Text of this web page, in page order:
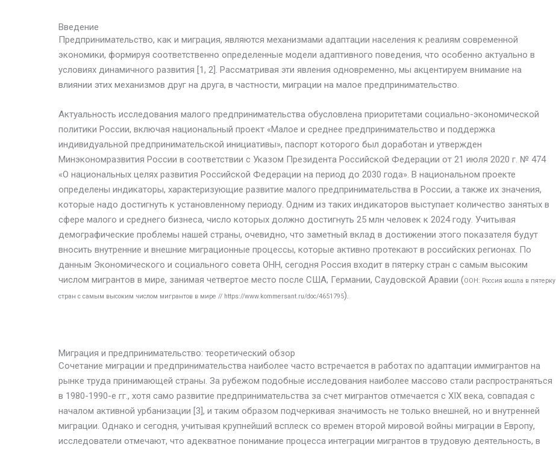
Введение
Предпринимательство, как и миграция, являются механизмами адаптации населения к реалиям современной
экономики, формируя соответственно определенные модели адаптивного поведения, что особенно актуально в
условиях динамичного развития [1, 2]. Рассматривая эти явления одновременно, мы акцентируем внимание на
влиянии этих механизмов друг на друга, в частности, миграции на малое предпринимательство.
Актуальность исследования малого предпринимательства обусловлена приоритетами социально-экономической
политики России, включая национальный проект «Малое и среднее предпринимательство и поддержка
индивидуальной предпринимательской инициативы», паспорт которого был доработан и утвержден
Минэкономразвития России в соответствии с Указом Президента Российской Федерации от 21 июля 2020 г. № 474
«О национальных целях развития Российской Федерации на период до 2030 года». В национальном проекте
определены индикаторы, характеризующие развитие малого предпринимательства в России, а также их значения,
которые надо достигнуть к установленному периоду. Одним из таких индикаторов выступает количество занятых в
сфере малого и среднего бизнеса, число которых должно достигнуть 25 млн человек к 2024 году. Учитывая
демографические проблемы нашей страны, очевидно, что заметный вклад в достижении этого показателя будут
вносить внутренние и внешние миграционные процессы, которые активно протекают в российских регионах. По
данным Экономического и социального совета ОНН, сегодня Россия входит в пятерку стран с самым высоким
числом мигрантов в мире, занимая четвертое место после США, Германии, Саудовской Аравии (ООН: Россия вошла в пятерку
стран с самым высоким числом мигрантов в мире // https://www.kommersant.ru/doc/4651795).
Миграция и предпринимательство: теоретический обзор
Сочетание миграции и предпринимательства наиболее часто встречается в работах по адаптации иммигрантов на
рынке труда принимающей страны. За рубежом подобные исследования наиболее массово стали распространяться
в 1980-1990-е гг., хотя само развитие предпринимательства за счет мигрантов отмечается с XIX века, совпадая с
началом активной урбанизации [3], и таким образом подчеркивая значимость не только внешней, но и внутренней
миграции. Однако и сегодня, учитывая крупнейший всплеск со времен второй мировой войны миграции в Европу,
исследователи отмечают, что адекватное понимание процесса интеграции мигрантов в трудовую деятельность, в